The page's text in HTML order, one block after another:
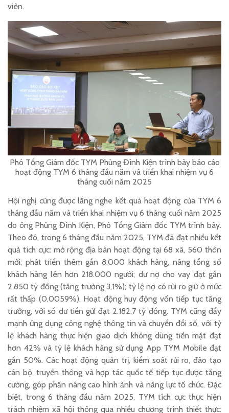
viên.
Phó Tổng Giám đốc TYM Phùng Đình Kiện trình bày báo cáo
hoạt động TYM 6 tháng đầu năm và triển khai nhiệm vụ 6
tháng cuối năm 2025
Hội nghị cũng được lắng nghe kết quả hoạt động của TYM 6
tháng đầu năm và triển khai nhiệm vụ 6 tháng cuối năm 2025
do ông Phùng Đình Kiện, Phó Tổng Giám đốc TYM trình bày.
Theo đó, trong 6 tháng đầu năm 2025, TYM đã đạt nhiều kết
quả tích cực: mở rộng địa bàn hoạt động tại 68 xã, 560 thôn
mới; phát triển thêm gần 8.000 khách hàng, nâng tổng số
khách hàng lên hơn 218.000 người; dư nợ cho vay đạt gần
2.850 tỷ đồng (tăng trưởng 3,1%); tỷ lệ nợ có rủi ro giữ ở mức
rất thấp (0,0059%). Hoạt động huy động vốn tiếp tục tăng
trưởng, với số dư tiền gửi đạt 2.182,7 tỷ đồng. TYM cũng đẩy
mạnh ứng dụng công nghệ thông tin và chuyển đổi số, với tỷ
lệ khách hàng thực hiện giao dịch không dùng tiền mặt đạt
hơn 42% và tỷ lệ khách hàng sử dụng App TYM Mobile đạt
gần 50%. Các hoạt động quản trị, kiểm soát rủi ro, đào tạo
cán bộ, truyền thông và hợp tác quốc tế tiếp tục được tăng
cường, góp phần nâng cao hình ảnh và năng lực tổ chức. Đặc
biệt, trong 6 tháng đầu năm 2025, TYM tích cực thực hiện
trách nhiệm xã hội thông qua nhiều chương trình thiết thực: